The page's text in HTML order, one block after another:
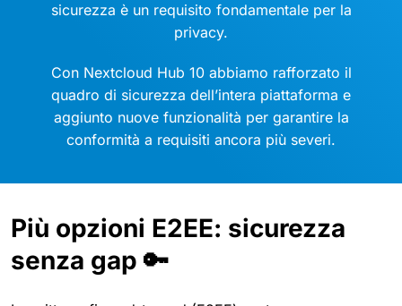
sicurezza è un requisito fondamentale per la
privacy.
Con Nextcloud Hub 10 abbiamo rafforzato il
quadro di sicurezza dell’intera piattaforma e
aggiunto nuove funzionalità per garantire la
conformità a requisiti ancora più severi.
Più opzioni E2EE: sicurezza
senza gap 🔑